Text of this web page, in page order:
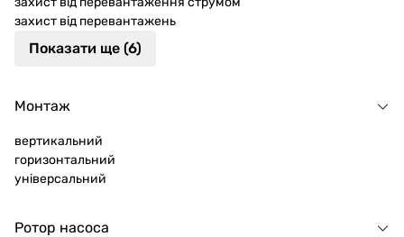
захист від перевантажень
Показати ще (6)
Монтаж
вертикальний
горизонтальний
універсальний
Ротор насоса